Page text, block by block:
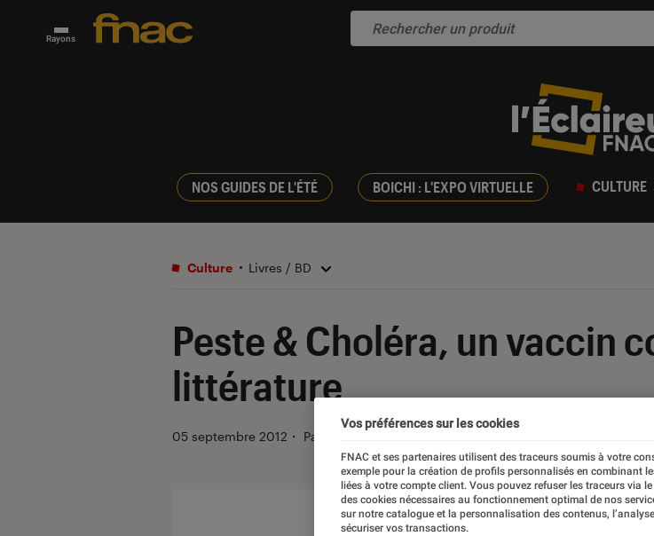
Rayons
NOS GUIDES DE L'ÉTÉ BOICHI : L'EXPO VIRTUELLE CULTURE
Culture Livres / BD
Peste & Choléra, un vaccin
littérature
05 septembre 2012 ・ Par
Vos préférences sur les cookies
FNAC et ses partenaires utilisent des traceurs soumis à votre
exemple pour la création de profils personnalisés en combinant
liées à votre compte client. Vous pouvez refuser les traceurs via
des cookies nécessaires au fonctionnement optimal de nos
sur notre catalogue et la personnalisation des contenus,
sécuriser vos transactions.